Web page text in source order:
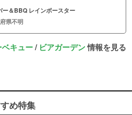
＆BBQ レインボースター
県不明
キュー/ ビアガーデン情報を見る
め特集